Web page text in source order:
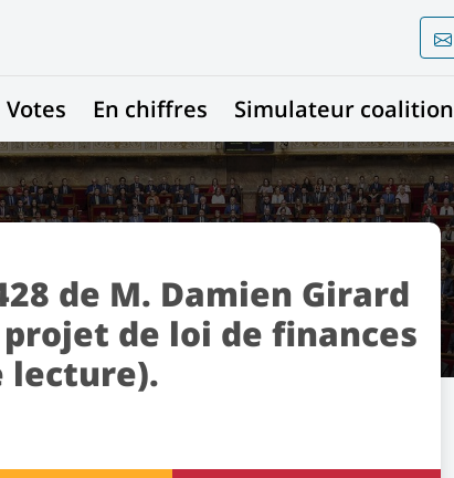
Votes En chiffres Simulateur coalition
de M. Damien Girard
de loi de finances
lecture).